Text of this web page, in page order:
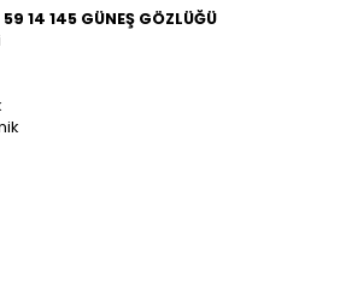
14 145 GÜNEŞ GÖZLÜĞÜ